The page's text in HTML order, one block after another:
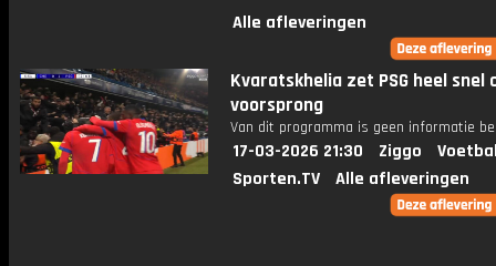
Alle afleveringen
Kvaratskhelia zet PSG heel snel
voorsprong
Van dit programma is geen informatie
17-03-2026 21:30 Ziggo
Sporten.TV
Alle afleveringen